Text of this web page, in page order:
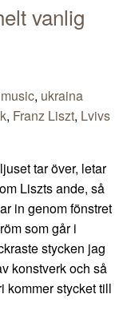
vanlig
music, ukraina
, Franz Liszt, Lvivs
tar över, letar
Liszts ande, så
in genom fönstret
som går i
stycken jag
konstverk och så
kommer stycket till